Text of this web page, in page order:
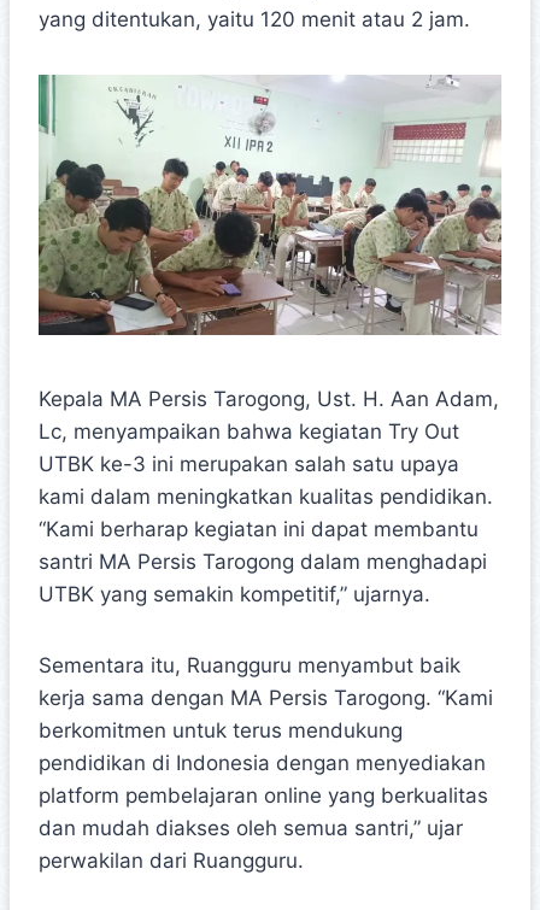
yang ditentukan, yaitu 120 menit atau 2 jam.
Kepala MA Persis Tarogong, Ust. H. Aan Adam,
Lc, menyampaikan bahwa kegiatan Try Out
UTBK ke-3 ini merupakan salah satu upaya
kami dalam meningkatkan kualitas pendidikan.
“Kami berharap kegiatan ini dapat membantu
santri MA Persis Tarogong dalam menghadapi
UTBK yang semakin kompetitif,” ujarnya.
Sementara itu, Ruangguru menyambut baik
kerja sama dengan MA Persis Tarogong. “Kami
berkomitmen untuk terus mendukung
pendidikan di Indonesia dengan menyediakan
platform pembelajaran online yang berkualitas
dan mudah diakses oleh semua santri,” ujar
perwakilan dari Ruangguru.